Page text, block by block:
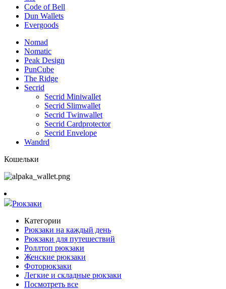
Code of Bell
Dun Wallets
Evergoods
Nomad
Nomatic
Peak Design
PunCube
The Ridge
Secrid
Secrid Miniwallet
Secrid Slimwallet
Secrid Twinwallet
Secrid Cardprotector
Secrid Envelope
Wandrd
Кошельки
Рюкзаки
Категории
Рюкзаки на каждый день
Рюкзаки для путешествий
Роллтоп рюкзаки
Женские рюкзаки
Фоторюкзаки
Легкие и складные рюкзаки
Посмотреть все